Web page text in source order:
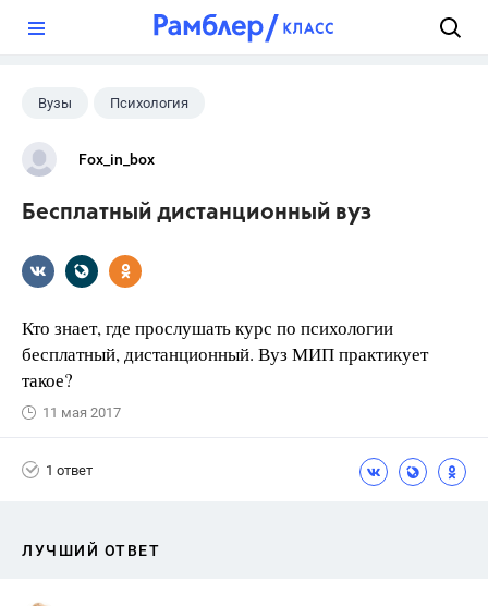
Вузы Психология
Fox_in_box
Бесплатный дистанционный вуз
Кто знает, где прослушать курс по психологии
бесплатный, дистанционный. Вуз МИП практикует
такое?
11 мая 2017
1 ответ
ЛУЧШИЙ ОТВЕТ